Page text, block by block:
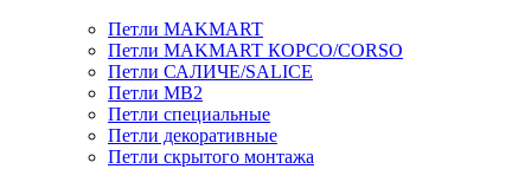
Петли MAKMART
Петли MAKMART КОРСО/CORSO
Петли САЛИЧЕ/SALICE
Петли MB2
Петли специальные
Петли декоративные
Петли скрытого монтажа